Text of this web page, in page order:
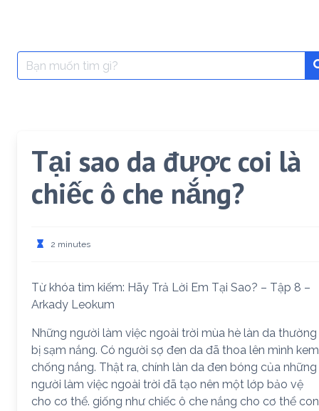
Search
for:
Tại sao da được coi là
chiếc ô che nắng?
2 minutes
Từ khóa tìm kiếm: Hãy Trả Lời Em Tại Sao? – Tập 8 –
Arkady Leokum
Những người làm việc ngoài trời mùa hè làn da thường
bị sạm nắng. Có người sợ đen da đã thoa lên mình kem
chống nắng. Thật ra, chính làn da đen bóng của những
người làm việc ngoài trời đã tạo nên một lớp bảo vệ
cho cơ thể. giống như chiếc ô che nắng cho cơ thể con